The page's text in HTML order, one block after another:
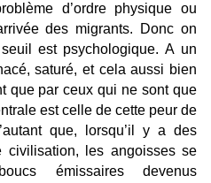
d’ordre physique ou
des migrants. Donc on
est psychologique. A un
saturé, et cela aussi bien
que par ceux qui ne sont que
est celle de cette peur de
que, lorsqu’il y a des
civilisation, les angoisses se
émissaires devenus